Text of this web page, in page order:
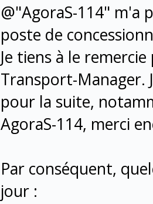
@"AgoraS-114" m'a
poste de
Je tiens à le
Transport-Manager.
pour la suite,
AgoraS-114, merci
Par conséquent,
jour :